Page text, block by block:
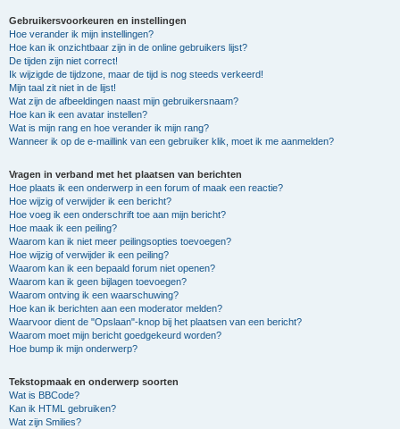
Gebruikersvoorkeuren en instellingen
Hoe verander ik mijn instellingen?
Hoe kan ik onzichtbaar zijn in de online gebruikers lijst?
De tijden zijn niet correct!
Ik wijzigde de tijdzone, maar de tijd is nog steeds verkeerd!
Mijn taal zit niet in de lijst!
Wat zijn de afbeeldingen naast mijn gebruikersnaam?
Hoe kan ik een avatar instellen?
Wat is mijn rang en hoe verander ik mijn rang?
Wanneer ik op de e-maillink van een gebruiker klik, moet ik me aanmelden?
Vragen in verband met het plaatsen van berichten
Hoe plaats ik een onderwerp in een forum of maak een reactie?
Hoe wijzig of verwijder ik een bericht?
Hoe voeg ik een onderschrift toe aan mijn bericht?
Hoe maak ik een peiling?
Waarom kan ik niet meer peilingsopties toevoegen?
Hoe wijzig of verwijder ik een peiling?
Waarom kan ik een bepaald forum niet openen?
Waarom kan ik geen bijlagen toevoegen?
Waarom ontving ik een waarschuwing?
Hoe kan ik berichten aan een moderator melden?
Waarvoor dient de "Opslaan"-knop bij het plaatsen van een bericht?
Waarom moet mijn bericht goedgekeurd worden?
Hoe bump ik mijn onderwerp?
Tekstopmaak en onderwerp soorten
Wat is BBCode?
Kan ik HTML gebruiken?
Wat zijn Smilies?